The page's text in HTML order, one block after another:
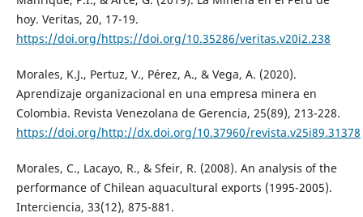
hoy. Veritas, 20, 17-19.
https://doi.org/https://doi.org/10.35286/veritas.v20i2.238
Morales, K.J., Pertuz, V., Pérez, A., & Vega, A. (2020).
Aprendizaje organizacional en una empresa minera en
Colombia. Revista Venezolana de Gerencia, 25(89), 213-228.
https://doi.org/http://dx.doi.org/10.37960/revista.v25i89.31378
Morales, C., Lacayo, R., & Sfeir, R. (2008). An analysis of the
performance of Chilean aquacultural exports (1995-2005).
Interciencia, 33(12), 875-881.